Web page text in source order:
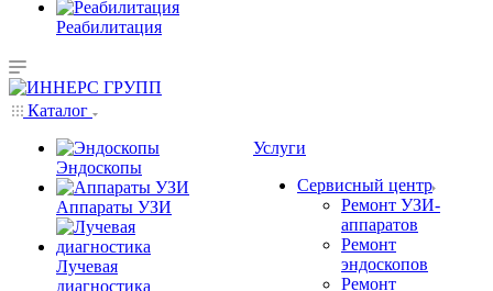
Реабилитация
Каталог
Эндоскопы
Аппараты УЗИ
Лучевая
диагностика
Услуги
Сервисный центр
Ремонт УЗИ-
аппаратов
Ремонт
эндоскопов
Ремонт